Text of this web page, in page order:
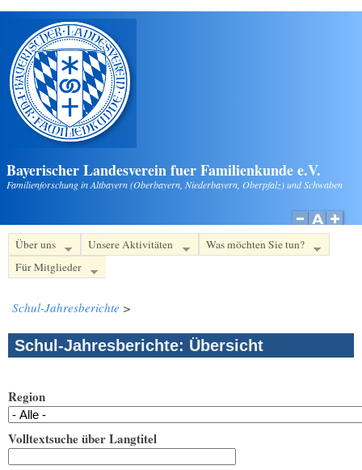
Direkt zum Inhalt
Bayerischer Landesverein fuer Familienkunde e.V.
Familienforschung in Altbayern (Oberbayern, Niederbayern, Oberpfalz) und Schwaben
Über uns Unsere Aktivitäten
Was möchten Sie tun?
Für Mitglieder
Schul-Jahresberichte >
Schul-Jahresberichte: Übersicht
Region
Volltextsuche über Langtitel